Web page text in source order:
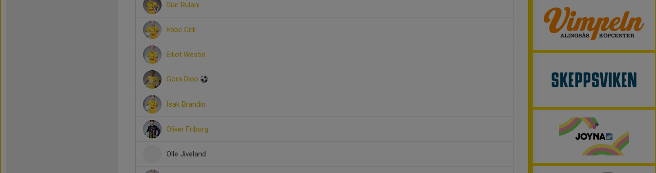
Diar Rulani
Ebbe Grill
Elliot Westin
Gora Diop
Isak Brandin
Oliver Friborg
Olle Jiveland